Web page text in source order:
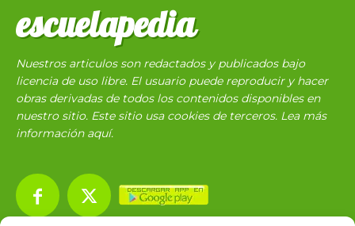
escuelapedia
Nuestros articulos son redactados y publicados bajo
licencia de uso libre. El usuario puede reproducir y hacer
obras derivadas de todos los contenidos disponibles en
nuestro sitio. Este sitio usa cookies de terceros. Lea más
información aquí.